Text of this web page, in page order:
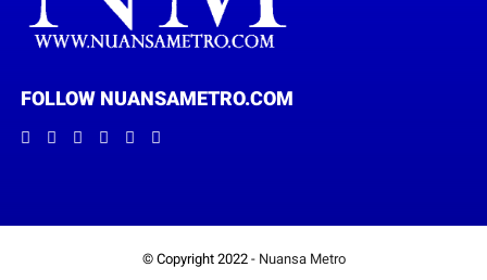
FOLLOW NUANSAMETRO.COM
© Copyright 2022 - Nuansa Metro